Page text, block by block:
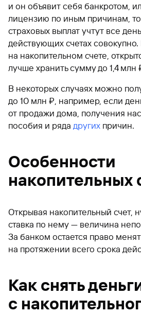
и он объявит себя банкротом,
лицензию по иным причинам, то
страховых выплат учтут все
действующих счетах
на накопительном счете,
лучше хранить сумму до 1,4 млн
В некоторых случаях можно
до 10 млн ₽, например, если
от продажи дома, получения
пособия и ряда других причин.
Особенности
накопительных
Открывая накопительный счет,
ставка по нему — величина
За банком остается право
на протяжении всего срока
Как снять
с